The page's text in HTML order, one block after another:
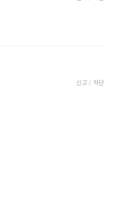
신고 / 차단